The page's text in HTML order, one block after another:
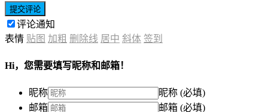
提交评论
评论通知
表情 贴图 加粗 删除线 居中 斜体 签到
Hi，您需要填写昵称和邮箱！
昵称
昵称 (必填)
邮箱
邮箱 (必填)